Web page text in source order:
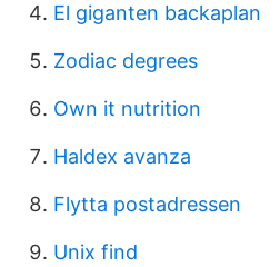
El giganten backaplan
Zodiac degrees
Own it nutrition
Haldex avanza
Flytta postadressen
Unix find